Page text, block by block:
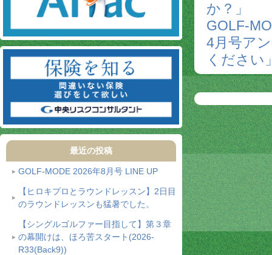
最近の投稿
GOLF-MODE 2026年8月号 LINE UP
【ヒロキプロとラウンドレッスン】2日目
のラウンドレッスンも猛暑でした。
【シングルゴルファー目指して】第３章
の幕開けは、ほろ苦スタート(2026-
R33(Back9))
か？」
GOLF-
4月号ア
ください